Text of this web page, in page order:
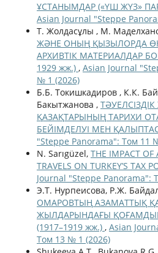
ҰСТАНЫМДАР («ҮШ ЖҮЗ»
Asian Journal "Steppe
Т. Жолдасұлы , М.
ЖӘНЕ ОНЫҢ ҚЫЗЫЛОРДА
АРХИВТІК МАТЕРИАЛДАР
1929 жж.) , Asian Journal
№ 1 (2026)
Б.Б. Токишкадиров , К.К.
Бакытжанова ,
ҚАЗАҚТАРЫНЫҢ ТАРИХИ
БЕЙІМДЕЛУІ МЕН
"Steppe Panorama": Том 11
N. Sarıgüzel, THE IMPACT OF
TRAVELS ON TURKEY’S TAX
Journal "Steppe Panorama":
Э.Т. Нурпеисова, Р.Ж.
ОМАРОВТЫҢ АЗАМАТТЫҚ
ЖЫЛДАРЫНДАҒЫ
(1917–1919 жж.) , Asian
Том 13 № 1 (2026)